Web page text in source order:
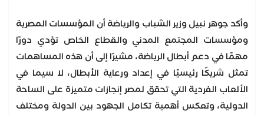
وأكد جوهر نبيل وزير الشباب والرياضة أن المؤسسات المصرية
ومؤسسات المجتمع المدني والقطاع الخاص تؤدي دورًا
مهمًا في دعم أبطال الرياضة، مشيرًا إلى أن هذه المساهمات
تمثل شريكًا رئيسيًا في إعداد ورعاية الأبطال، لا سيما في
الألعاب الفردية التي تحقق لمصر إنجازات متميزة على الساحة
الدولية، وتعكس أهمية تكامل الجهود بين الدولة ومختلف